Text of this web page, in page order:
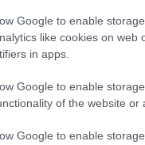
Google to enable storage
like cookies on web
in apps.
Google to enable storage
of the website or
Google to enable storage
sandía para viajeros
de incluirla en